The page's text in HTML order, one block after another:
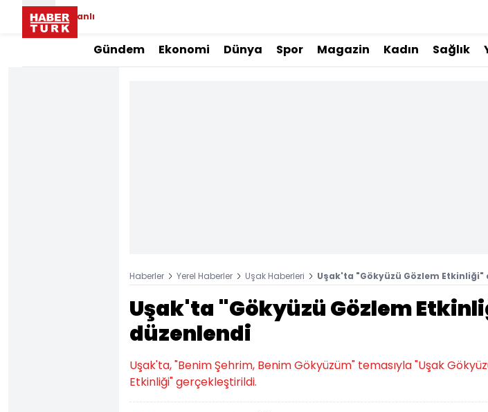
Canlı
Gündem Ekonomi Dünya Spor Magazin Kadın Sağlık
Haberler Yerel Haberler Uşak Haberleri Uşak'ta "Gökyüzü Gözlem Etkinliği"
Uşak'ta "Gökyüzü Gözlem
düzenlendi
Uşak'ta, "Benim Şehrim, Benim Gökyüzüm" temasıyla "Uşak
Etkinliği" gerçekleştirildi.